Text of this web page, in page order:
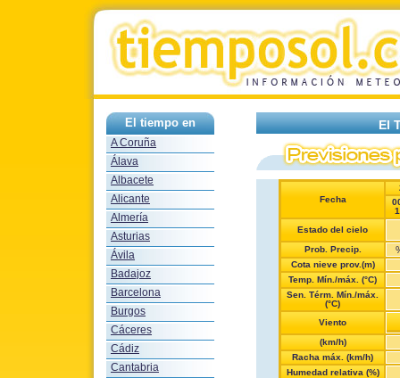
El tiempo en
A Coruña
Álava
Albacete
Alicante
Almería
Asturias
Ávila
Badajoz
Barcelona
Burgos
Cáceres
Cádiz
Cantabria
El
Fecha
Estado del cielo
Prob. Precip.
Cota nieve prov.(m)
Temp. Mín./máx. (°C)
Sen. Térm. Mín./máx.
(°C)
Viento
(km/h)
Racha máx. (km/h)
Humedad relativa (%)